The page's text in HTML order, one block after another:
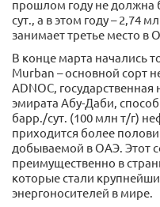
прошлом году не должна
сут., а в этом году – 2,74
занимает третье место
В конце марта начались
Murban – основной сорт
ADNOC,
эмирата Абу-Даби,
барр./сут. (100 млн т/г)
приходится более
добываемой в ОАЭ. Этот
преимущественно в
которые стали
энергоносителей в мире.